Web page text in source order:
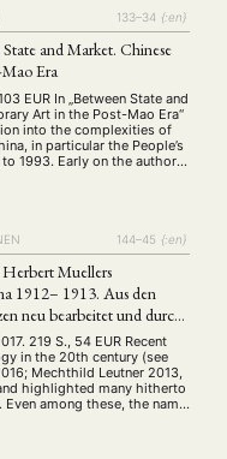
EXPERTISE
(5) ASIEN (Zeitschrift) (25)
(22) Calls for… (1287)
(111) Forschung
(283) Globalisation (7)
(94) Literatur (261)
133–34 {:en}
and Market. Chinese
Era
EUR In „Between State and
Art in the Post-Mao Era“
into the complexities of
in particular the People’s
1993. Early on the author
not be read …
144–45 {:en}
Muellers
1912– 1913. Aus den
neu bearbeitet und durch
219 S., 54 EUR Recent
in the 20th century (see
Mechthild Leutner 2013,
highlighted many hitherto
among these, the name
the subject-
new edited